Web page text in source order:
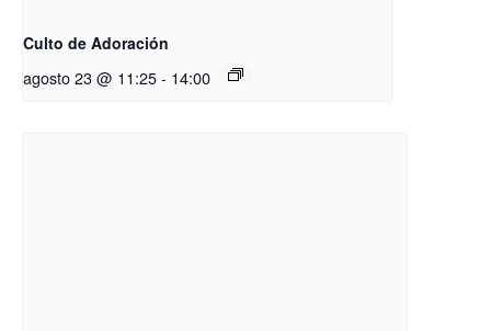
Culto de Adoración
agosto 23 @ 11:25- 14:00